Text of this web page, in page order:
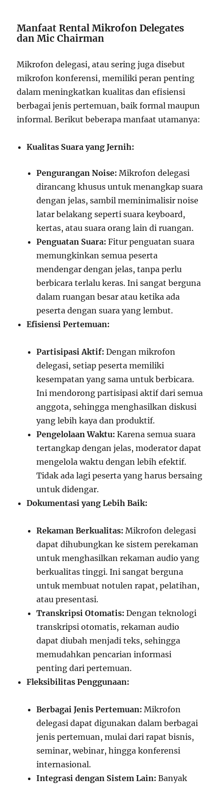
Manfaat Rental Mikrofon Delegates
dan Mic Chairman
Mikrofon delegasi, atau sering juga disebut
mikrofon konferensi, memiliki peran penting
dalam meningkatkan kualitas dan efisiensi
berbagai jenis pertemuan, baik formal maupun
informal. Berikut beberapa manfaat utamanya:
Kualitas Suara yang Jernih:
Pengurangan Noise: Mikrofon delegasi
dirancang khusus untuk menangkap suara
dengan jelas, sambil meminimalisir noise
latar belakang seperti suara keyboard,
kertas, atau suara orang lain di ruangan.
Penguatan Suara: Fitur penguatan suara
memungkinkan semua peserta
mendengar dengan jelas, tanpa perlu
berbicara terlalu keras. Ini sangat berguna
dalam ruangan besar atau ketika ada
peserta dengan suara yang lembut.
Efisiensi Pertemuan:
Partisipasi Aktif: Dengan mikrofon
delegasi, setiap peserta memiliki
kesempatan yang sama untuk berbicara.
Ini mendorong partisipasi aktif dari semua
anggota, sehingga menghasilkan diskusi
yang lebih kaya dan produktif.
Pengelolaan Waktu: Karena semua suara
tertangkap dengan jelas, moderator dapat
mengelola waktu dengan lebih efektif.
Tidak ada lagi peserta yang harus bersaing
untuk didengar.
Dokumentasi yang Lebih Baik:
Rekaman Berkualitas: Mikrofon delegasi
dapat dihubungkan ke sistem perekaman
untuk menghasilkan rekaman audio yang
berkualitas tinggi. Ini sangat berguna
untuk membuat notulen rapat, pelatihan,
atau presentasi.
Transkripsi Otomatis: Dengan teknologi
transkripsi otomatis, rekaman audio
dapat diubah menjadi teks, sehingga
memudahkan pencarian informasi
penting dari pertemuan.
Fleksibilitas Penggunaan:
Berbagai Jenis Pertemuan: Mikrofon
delegasi dapat digunakan dalam berbagai
jenis pertemuan, mulai dari rapat bisnis,
seminar, webinar, hingga konferensi
internasional.
Integrasi dengan Sistem Lain: Banyak